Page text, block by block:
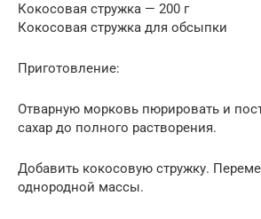
Кокосовая стружка — 200 г
Кокосовая стружка для обсыпки
Приготовление:
Отварную морковь пюрировать и
сахар до полного растворения.
Добавить кокосовую стружку.
однородной массы.